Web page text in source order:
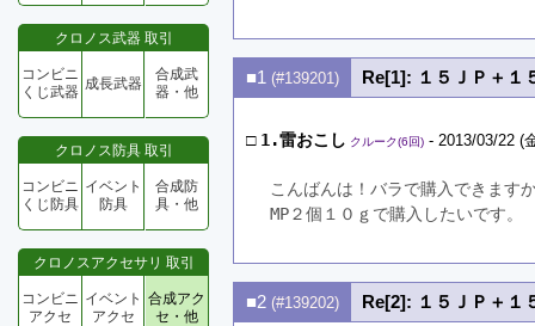
クロノス武器 取引
コンビニ
くじ武器 成長武器
合成武
器・他
クロノス防具 取引
コンビニ
くじ防具
イベント
防具
合成防
具・他
クロノスアクセサリ 取引
コンビニ
アクセ
イベント
アクセ
合成アク
セ・他
■1 (#139201) Re[1]: １５ＪＰ＋１
□ 1.雷おこし クルーク(6回) - 2013/03/22 (
こんばんは！バラで購入できます
MP２個１０ｇで購入したいです。
■2 (#139202) Re[2]: １５ＪＰ＋１